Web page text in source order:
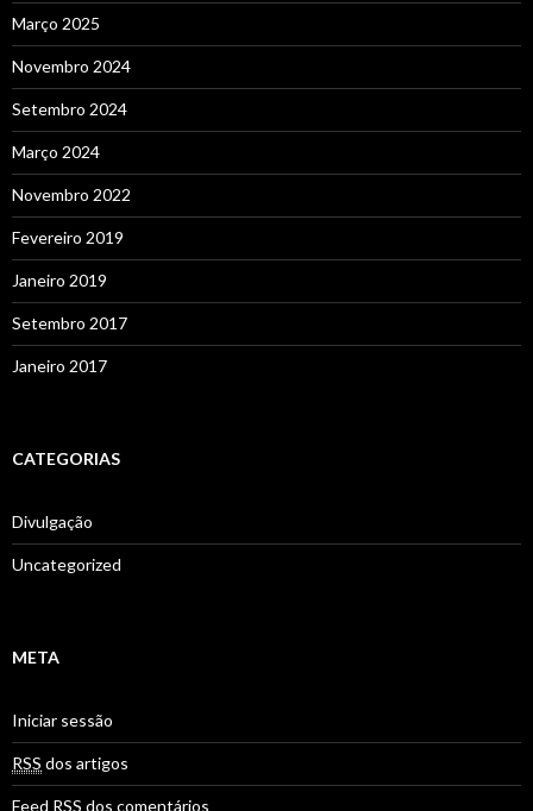
Março 2025
Novembro 2024
Setembro 2024
Março 2024
Novembro 2022
Fevereiro 2019
Janeiro 2019
Setembro 2017
Janeiro 2017
CATEGORIAS
Divulgação
Uncategorized
META
Iniciar sessão
RSS dos artigos
Feed RSS dos comentários